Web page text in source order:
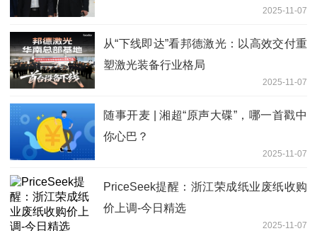
2025-11-07
从“下线即达”看邦德激光：以高效交付重
塑激光装备行业格局
2025-11-07
随事开麦 | 湘超“原声大碟”，哪一首戳中
你心巴？
2025-11-07
PriceSeek提醒：浙江荣成纸业废纸收购
价上调-今日精选
2025-11-07